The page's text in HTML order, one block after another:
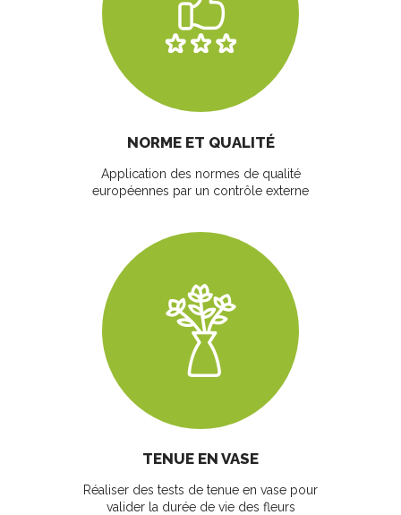
NORME ET QUALITÉ
Application des normes de qualité
européennes par un contrôle externe
TENUE EN VASE
Réaliser des tests de tenue en vase pour
valider la durée de vie des fleurs